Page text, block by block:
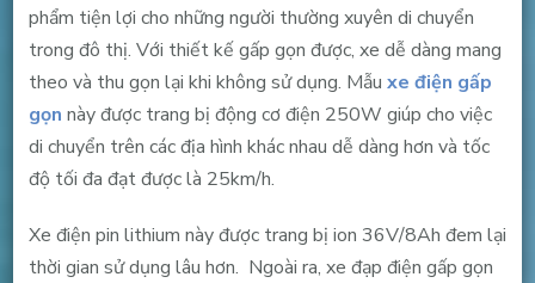
phẩm tiện lợi cho những người thường xuyên di chuyển
trong đô thị. Với thiết kế gấp gọn được, xe dễ dàng mang
theo và thu gọn lại khi không sử dụng. Mẫu xe điện gấp
gọn này được trang bị động cơ điện 250W giúp cho việc
di chuyển trên các địa hình khác nhau dễ dàng hơn và tốc
độ tối đa đạt được là 25km/h.
Xe điện pin lithium này được trang bị ion 36V/8Ah đem lại
thời gian sử dụng lâu hơn. Ngoài ra, xe đạp điện gấp gọn